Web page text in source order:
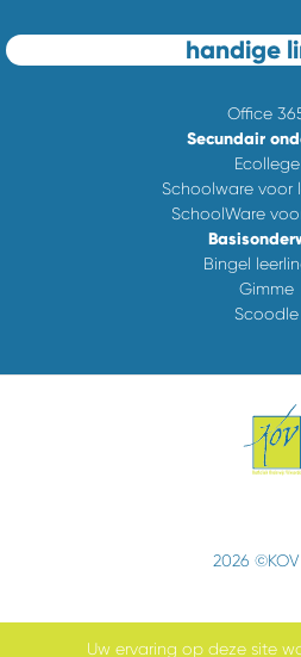
handige
Office
Secundair
Ecollege
Schoolware voor
SchoolWare
Bingel
Gimme
Scoodle
2026
Uw ervaring op deze site